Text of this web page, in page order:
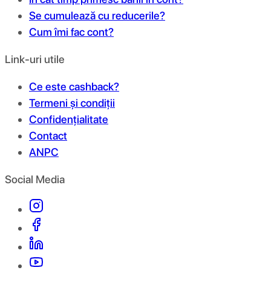
Se cumulează cu reducerile?
Cum îmi fac cont?
Link-uri utile
Ce este cashback?
Termeni și condiții
Confidențialitate
Contact
ANPC
Social Media